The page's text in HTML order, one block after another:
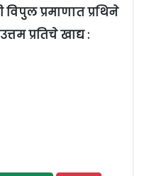
विपुल प्रमाणात प्रथिने
प्रतिचे खाद्य :